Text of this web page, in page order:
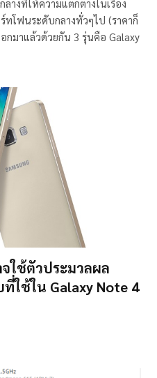
างที่ให้ความแตกต่างในเรื่อง
ทโฟนระดับกลางทั่วๆไป (ราคาก็
กมาแล้วด้วยกัน 3 รุ่นคือ Galaxy
จใช้ตัวประมวลผล
ที่ใช้ใน Galaxy Note 4